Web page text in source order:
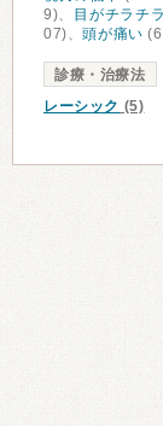
9)、
目がチラチ
07)、頭が痛い
診療・治療法
レーシック (5)